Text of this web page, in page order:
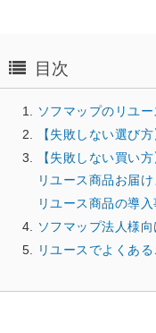
目次
ソフマップのリユ
【失敗しない選び
【失敗しない買い
リユース商品お届
リユース商品の導入
ソフマップ法人様
リユースでよくある